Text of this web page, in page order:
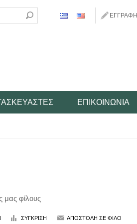
ΕΓΓΡΑΦΉ
ΕΠΙΚΟΙΝΩΝΊΑ
μας φίλους